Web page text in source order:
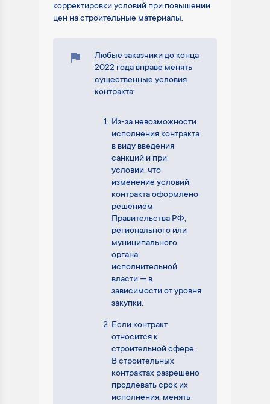
корректировки условий при повышении
цен на строительные материалы.
Любые заказчики до конца
2022 года вправе менять
существенные условия
контракта:
Из-за невозможности
исполнения контракта
в виду введения
санкций и при
условии, что
изменение условий
контракта оформлено
решением
Правительства РФ,
регионального или
муниципального
органа
исполнительной
власти — в
зависимости от уровня
закупки.
Если контракт
относится к
строительной сфере.
В строительных
контрактах разрешено
продлевать срок их
исполнения, менять